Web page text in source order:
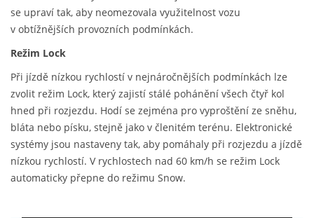
se upraví tak, aby neomezovala využitelnost vozu
v obtížnějších provozních podmínkách.
Režim Lock
Při jízdě nízkou rychlostí v nejnáročnějších podmínkách lze
zvolit režim Lock, který zajistí stálé pohánění všech čtyř kol
hned při rozjezdu. Hodí se zejména pro vyproštění ze sněhu,
bláta nebo písku, stejně jako v členitém terénu. Elektronické
systémy jsou nastaveny tak, aby pomáhaly při rozjezdu a jízdě
nízkou rychlostí. V rychlostech nad 60 km/h se režim Lock
automaticky přepne do režimu Snow.